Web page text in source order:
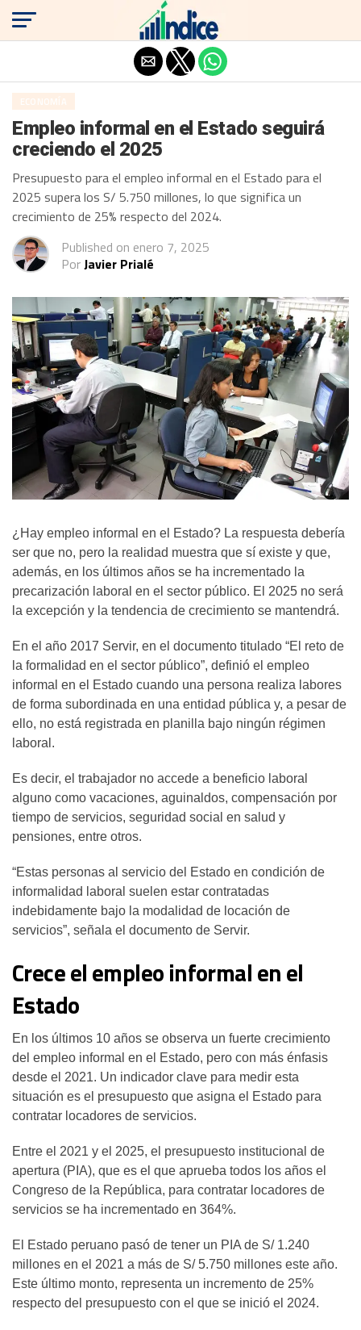
ECONOMÍA
Empleo informal en el Estado seguirá
creciendo el 2025
Presupuesto para el empleo informal en el Estado para el
2025 supera los S/ 5.750 millones, lo que significa un
crecimiento de 25% respecto del 2024.
Published on enero 7, 2025
PorJavier Prialé
¿Hay empleo informal en el Estado? La respuesta debería
ser que no, pero la realidad muestra que sí existe y que,
además, en los últimos años se ha incrementado la
precarización laboral en el sector público. El 2025 no será
la excepción y la tendencia de crecimiento se mantendrá.
En el año 2017 Servir, en el documento titulado “El reto de
la formalidad en el sector público”, definió el empleo
informal en el Estado cuando una persona realiza labores
de forma subordinada en una entidad pública y, a pesar de
ello, no está registrada en planilla bajo ningún régimen
laboral.
Es decir, el trabajador no accede a beneficio laboral
alguno como vacaciones, aguinaldos, compensación por
tiempo de servicios, seguridad social en salud y
pensiones, entre otros.
“Estas personas al servicio del Estado en condición de
informalidad laboral suelen estar contratadas
indebidamente bajo la modalidad de locación de
servicios”, señala el documento de Servir.
Crece el empleo informal en el
Estado
En los últimos 10 años se observa un fuerte crecimiento
del empleo informal en el Estado, pero con más énfasis
desde el 2021. Un indicador clave para medir esta
situación es el presupuesto que asigna el Estado para
contratar locadores de servicios.
Entre el 2021 y el 2025, el presupuesto institucional de
apertura (PIA), que es el que aprueba todos los años el
Congreso de la República, para contratar locadores de
servicios se ha incrementado en 364%.
El Estado peruano pasó de tener un PIA de S/ 1.240
millones en el 2021 a más de S/ 5.750 millones este año.
Este último monto, representa un incremento de 25%
respecto del presupuesto con el que se inició el 2024.
Salir de la versión móvil